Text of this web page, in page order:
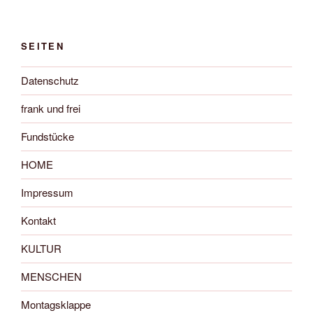
SEITEN
Datenschutz
frank und frei
Fundstücke
HOME
Impressum
Kontakt
KULTUR
MENSCHEN
Montagsklappe